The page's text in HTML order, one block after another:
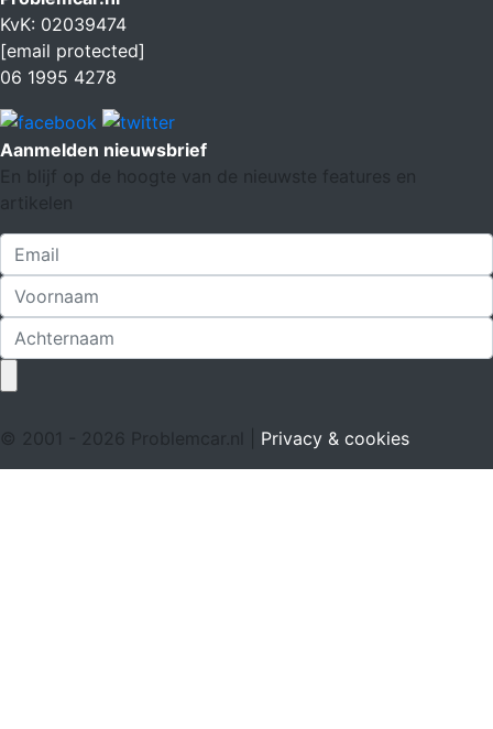
KvK: 02039474
[email protected]
06 1995 4278
Aanmelden nieuwsbrief
En blijf op de hoogte van de nieuwste features en
artikelen
© 2001 - 2026 Problemcar.nl | Privacy & cookies